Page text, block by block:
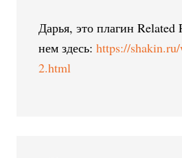
Дарья, это плагин Related
нем здесь:https://
2.html